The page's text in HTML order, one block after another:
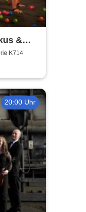
&
K714
20:00 Uhr